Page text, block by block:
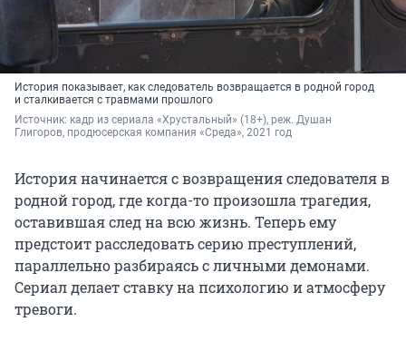
История показывает, как следователь возвращается в родной город
и сталкивается с травмами прошлого
Источник: кадр из сериала «Хрустальный» (18+), реж. Душан
Глигоров, продюсерская компания «Среда», 2021 год
История начинается с возвращения следователя в
родной город, где когда-то произошла трагедия,
оставившая след на всю жизнь. Теперь ему
предстоит расследовать серию преступлений,
параллельно разбираясь с личными демонами.
Сериал делает ставку на психологию и атмосферу
тревоги.